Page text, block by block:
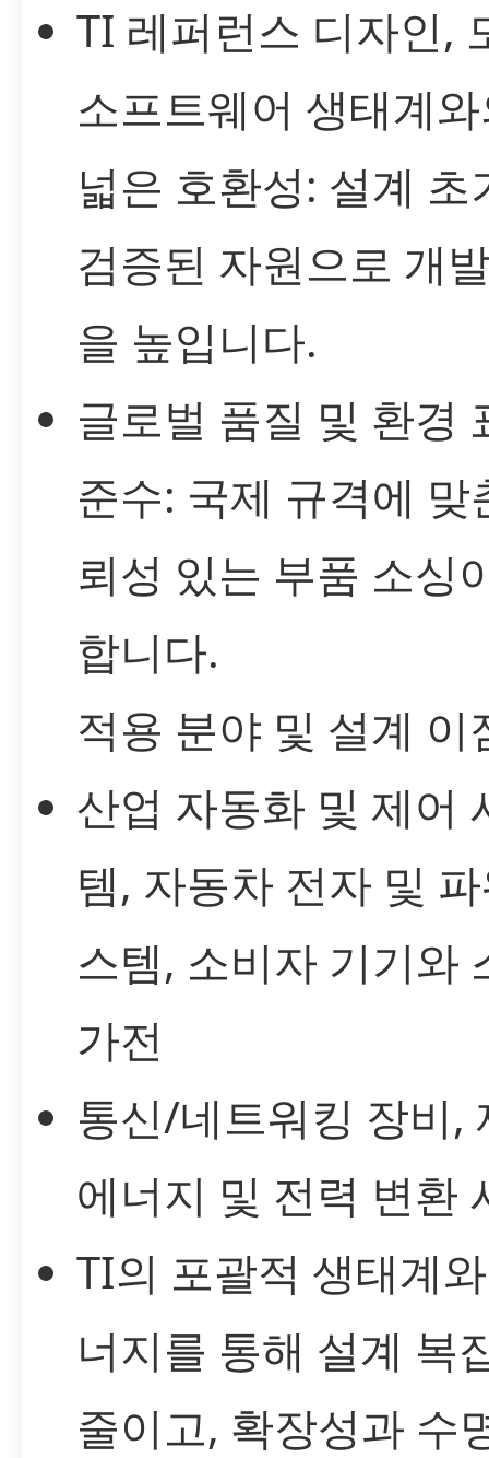
TI 레퍼런스 디자인,
소프트웨어 생태계
넓은 호환성: 설계 초
검증된 자원으로 개
을 높입니다.
글로벌 품질 및 환경
준수: 국제 규격에 맞
뢰성 있는 부품 소싱
합니다.
적용 분야 및 설계 이
산업 자동화 및 제어
템, 자동차 전자 및
스템, 소비자 기기와
가전
통신/네트워킹 장비,
에너지 및 전력 변환
TI의 포괄적 생태계
너지를 통해 설계 복
줄이고, 확장성과 수